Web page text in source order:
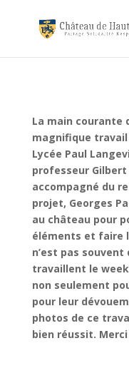
La main courante
magnifique travail
Lycée Paul
professeur
accompagné du
projet, Georges
au château pour
éléments et faire
n’est pas
travaillent le
non seulement
pour leur
photos de ce
bien réussit.